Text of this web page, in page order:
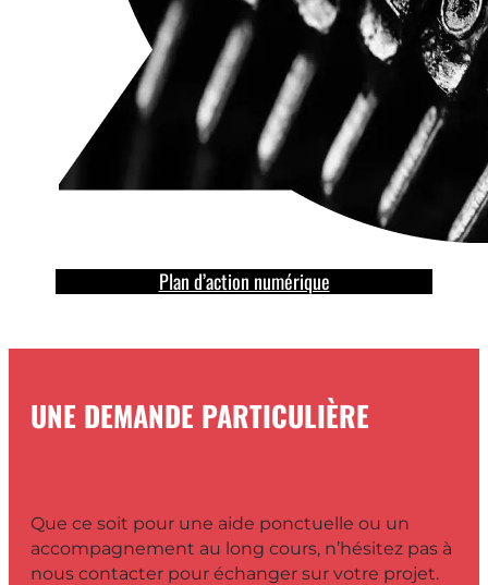
Plan d’action numérique
UNE DEMANDE PARTICULIÈRE
Que ce soit pour une aide ponctuelle ou un
accompagnement au long cours, n’hésitez pas à
nous contacter pour échanger sur votre projet.